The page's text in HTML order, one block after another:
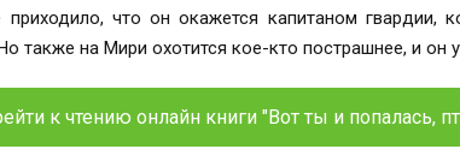
приходило, что он окажется капитаном гвардии,
также на Мири охотится кое-кто пострашнее, и он
к чтению онлайн книги "Вот ты и попалась,